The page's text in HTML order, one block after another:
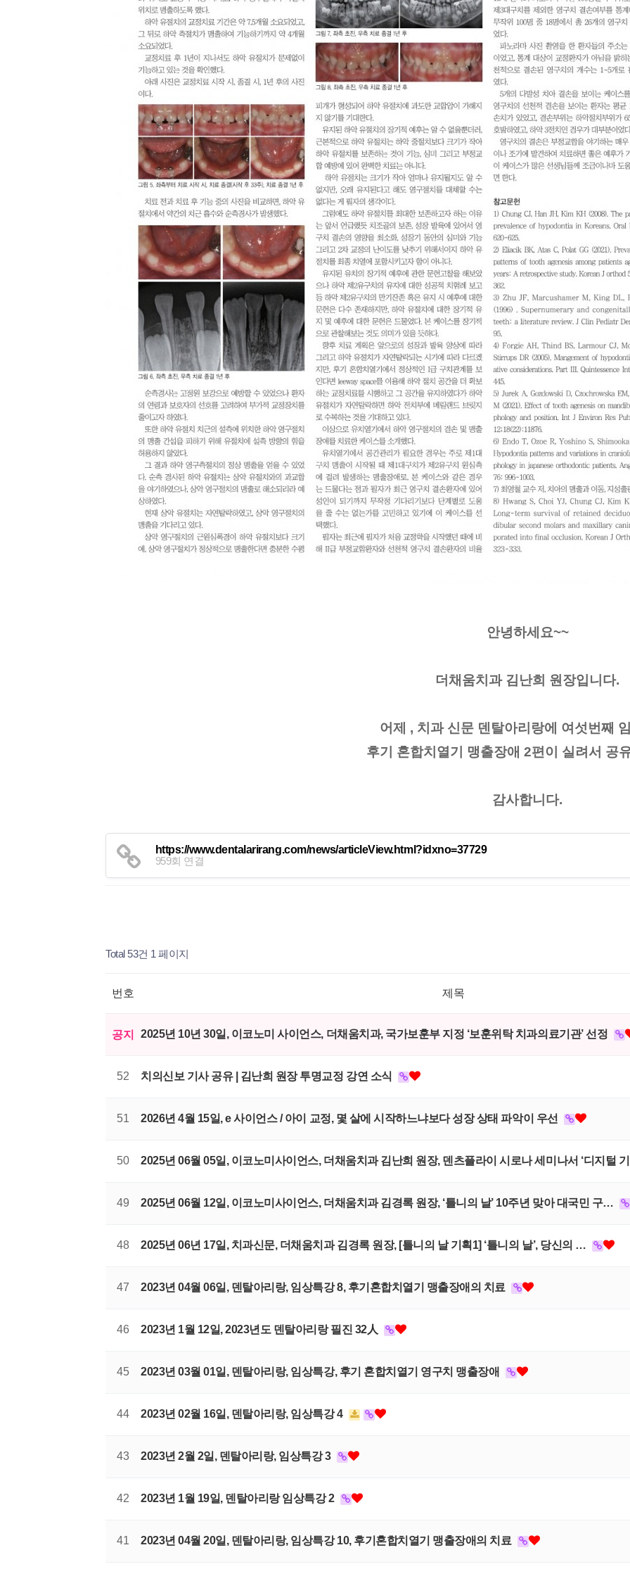
안녕하세요~~
더채움치과 김난희 원장입니다.
어제 , 치과 신문 덴탈아리랑에 여섯번째
후기 혼합치열기 맹출장애 2편이 실려서 공
감사합니다.
https://www.dentalarirang.com/news/articleView.html?idxno=37729
959회 연결
Total 53건 1 페이지
번호 제목
공지 2025년 10년 30일, 이코노미 사이언스, 더채움치과, 국가보훈부 지정 ‘보훈위탁 치과의료기관’ 선정
52 치의신보 기사 공유 | 김난희 원장 투명교정 강연 소식
51 2026년 4월 15일, e 사이언스 / 아이 교정, 몇 살에 시작하느냐보다 성장 상태 파악이 우선
50 2025년 06월 05일, 이코노미사이언스, 더채움치과 김난희 원장, 덴츠플라이 시로나 세미나서 ‘디지털
49 2025년 06월 12일, 이코노미사이언스, 더채움치과 김경록 원장, ‘틀니의 날’ 10주년 맞아 대국민 구…
48 2025년 06년 17일, 치과신문, 더채움치과 김경록 원장, [틀니의 날 기획1] ‘틀니의 날’, 당신의 …
47 2023년 04월 06일, 덴탈아리랑, 임상특강 8, 후기혼합치열기 맹출장애의 치료
46 2023년 1월 12일, 2023년도 덴탈아리랑 필진 32人
45 2023년 03월 01일, 덴탈아리랑, 임상특강, 후기 혼합치열기 영구치 맹출장애
44 2023년 02월 16일, 덴탈아리랑, 임상특강 4
43 2023년 2월 2일, 덴탈아리랑, 임상특강 3
42 2023년 1월 19일, 덴탈아리랑 임상특강 2
41 2023년 04월 20일, 덴탈아리랑, 임상특강 10, 후기혼합치열기 맹출장애의 치료